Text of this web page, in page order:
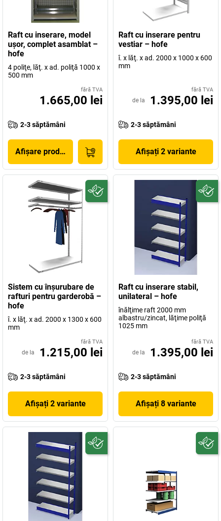
Raft cu inserare, model
uşor, complet asamblat –
hofe
4 poliţe, lăţ. x ad. poliţă 1000 x
500 mm
fără TVA
1.665,00 lei
2-3 săptămâni
Afișare produs
Raft cu inserare pentru
vestiar – hofe
î. x lăţ. x ad. 2000 x 1000 x 600
mm
fără TVA
de la 1.395,00 lei
2-3 săptămâni
Afișați 2 variante
Sistem cu înşurubare de
rafturi pentru garderobă –
hofe
î. x lăţ. x ad. 2000 x 1300 x 600
mm
fără TVA
de la 1.215,00 lei
2-3 săptămâni
Afișați 2 variante
Raft cu inserare stabil,
unilateral – hofe
înălţime raft 2000 mm
albastru/zincat, lăţime poliţă
1025 mm
fără TVA
de la 1.395,00 lei
2-3 săptămâni
Afișați 8 variante